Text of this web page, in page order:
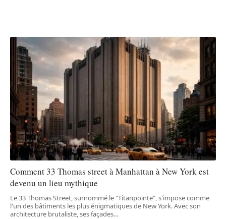
Comment 33 Thomas street à Manhattan à New York est
devenu un lieu mythique
Le 33 Thomas Street, surnommé le "Titanpointe", s'impose comme
l'un des bâtiments les plus énigmatiques de New York. Avec son
architecture brutaliste, ses façades…